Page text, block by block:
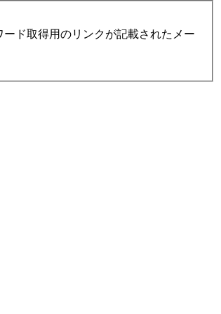
ド取得用のリンクが記載されたメー